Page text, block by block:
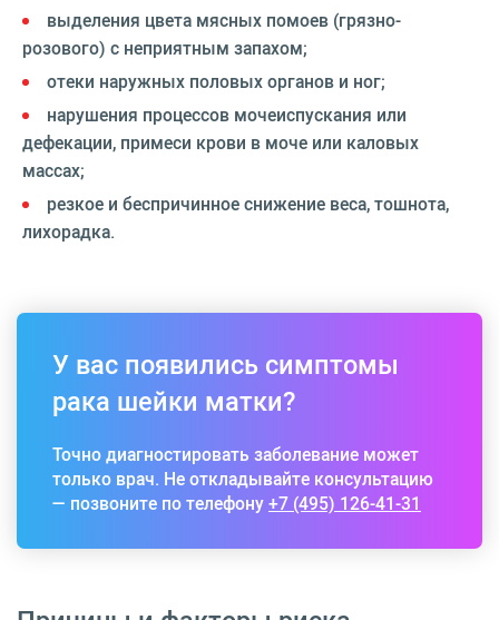
выделения цвета мясных помоев (грязно-
розового) с неприятным запахом;
отеки наружных половых органов и ног;
нарушения процессов мочеиспускания или
дефекации, примеси крови в моче или каловых
массах;
резкое и беспричинное снижение веса, тошнота,
лихорадка.
У вас появились симптомы
рака шейки матки?
Точно диагностировать заболевание может
только врач. Не откладывайте консультацию
— позвоните по телефону+7 (495) 126-41-31